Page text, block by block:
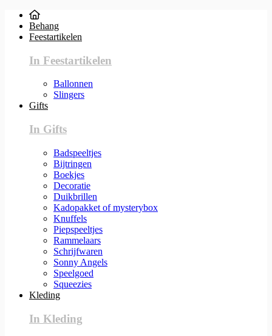
Behang
Feestartikelen
In Feestartikelen
Ballonnen
Slingers
Gifts
In Gifts
Badspeeltjes
Bijtringen
Boekjes
Decoratie
Duikbrillen
Kadopakket of mysterybox
Knuffels
Piepspeeltjes
Rammelaars
Schrijfwaren
Sonny Angels
Speelgoed
Squeezies
Kleding
In Kleding